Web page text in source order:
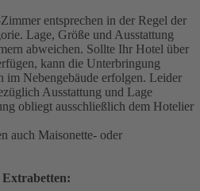
entsprechen in der Regel der
Lage, Größe und Ausstattung
abweichen. Sollte Ihr Hotel über
kann die Unterbringung
im Nebengebäude erfolgen. Leider
Ausstattung und Lage
obliegt ausschließlich dem Hotelier
auch Maisonette- oder